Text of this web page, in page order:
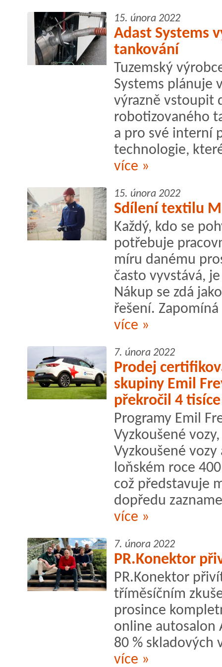
15. února 2022
Adast Systems
tankování
Tuzemský
Systems plánuje
výrazně vstoupit
robotizovaného
a pro své interní
technologie,
více »
15. února 2022
Sdílení textilu
Každý, kdo se
potřebuje
míru danému
často vyvstává,
Nákup se zdá
řešení. Zapomíná
více »
7. února 2022
Prodej
skupiny Emil
překročil 4
Programy Emil
Vyzkoušené
Vyzkoušené
loňském roce
což představuje
dopředu
více »
7. února 2022
PR.Konektor
PR.Konektor
tříměsíčním
prosince
online autosalon
80 % skladových
více »